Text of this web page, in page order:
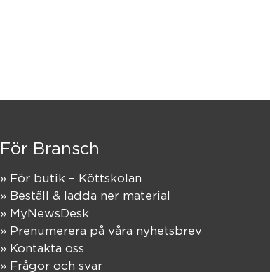
För Bransch
» För butik – Köttskolan
» Beställ & ladda ner material
» MyNewsDesk
» Prenumerera på våra nyhetsbrev
» Kontakta oss
» Frågor och svar